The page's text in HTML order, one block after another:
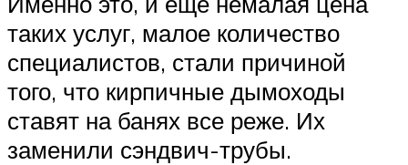
таких услуг, малое количество
специалистов, стали причиной
того, что кирпичные дымоходы
ставят на банях все реже. Их
заменили сэндвич-трубы.